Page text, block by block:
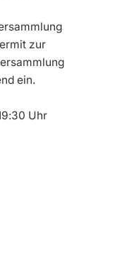
zur
ein.
Uhr